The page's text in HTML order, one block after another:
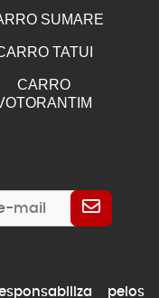
SUMARE
TATUI
CARRO
pelos